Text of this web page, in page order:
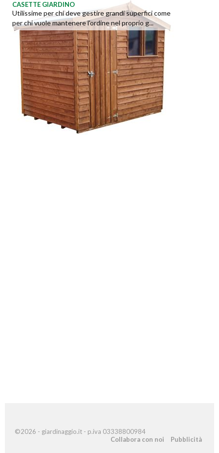
CASETTE GIARDINO
Utilissime per chi deve gestire grandi superfici come
per chi vuole mantenere l'ordine nel proprio g...
©2026 - giardinaggio.it - p.iva 03338800984
Collabora con noi
Pubblicità